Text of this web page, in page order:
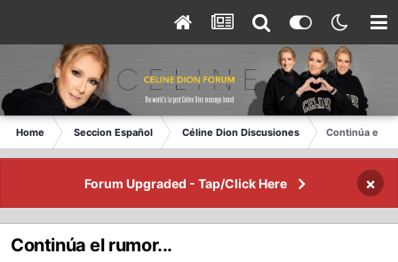
Home Seccion Español Céline Dion Discusiones Continúa el
Forum Upgraded - Tap/Click Here ×
Continúa el rumor...